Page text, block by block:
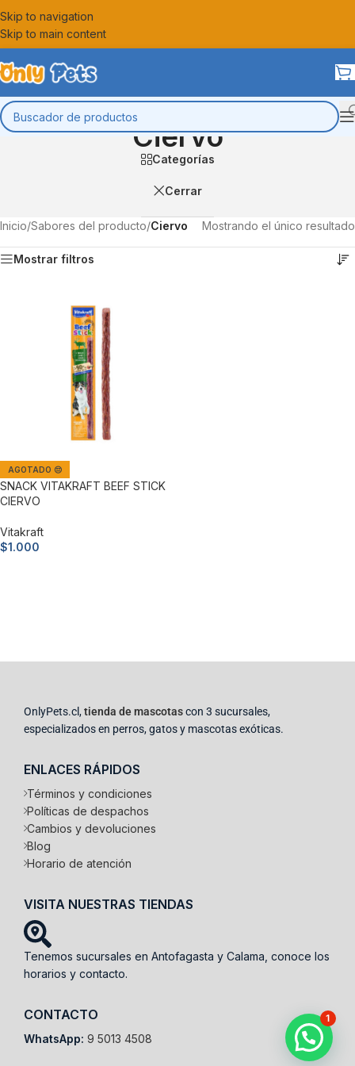
Skip to navigation
Skip to main content
Ciervo
Categorías
Cerrar
Inicio/Sabores del producto/Ciervo Mostrando el único resultado
Mostrar filtros
AGOTADO 😔
SNACK VITAKRAFT BEEF STICK
CIERVO
Vitakraft
$1.000
OnlyPets.cl,tienda de mascotascon 3 sucursales,
especializados en perros, gatos y mascotas exóticas.
ENLACES RÁPIDOS
Términos y condiciones
Políticas de despachos
Cambios y devoluciones
Blog
Horario de atención
VISITA NUESTRAS TIENDAS
Tenemos sucursales en Antofagasta y Calama, conoce los
horarios y contacto.
CONTACTO
WhatsApp: 9 5013 4508
1